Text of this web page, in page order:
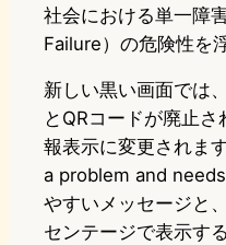
社会における単一障
Failure）の危険性を
新しい黒い画面では
とQRコードが廃止
報表示に変更されま
a problem and
やすいメッセージと
センテージで表示す